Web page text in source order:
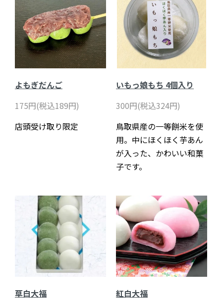
よもぎだんご
175円(税込189円)
店頭受け取り限定
いもっ娘もち 4個入り
300円(税込324円)
鳥取県産の一等餅米を使
用。中にほくほく芋あん
が入った、かわいい和菓
子です。
草白大福
紅白大福